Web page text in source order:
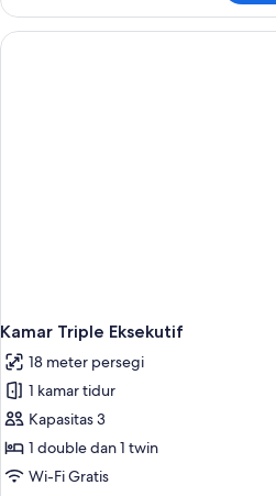
Kamar
Double
Eksekutif
Kamar Triple Eksekutif
18 meter persegi
1 kamar tidur
Kapasitas 3
1 double dan 1 twin
Wi-Fi Gratis